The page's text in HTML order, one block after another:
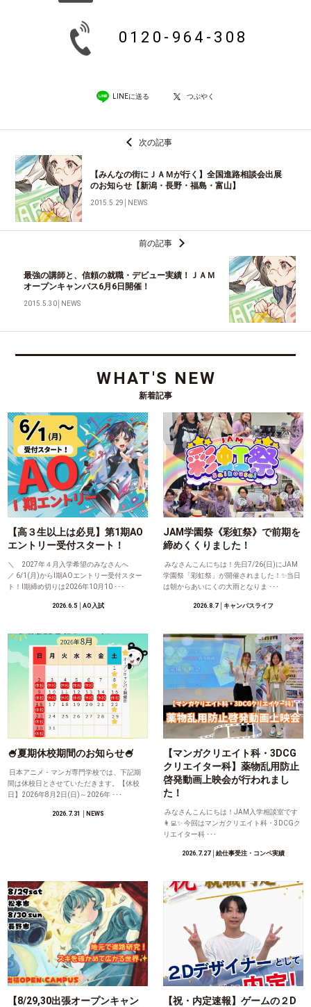
0120-964-308
LINEに送る つぶやく
次の記事
【みんなの街にＪＡＭが行く】全国進路相談会出展
のお知らせ【新潟・長野・福島・富山】
2015.5.29 NEWS
前の記事
最強の講師と、信頼の就職・デビュー実績！ＪＡＭ
オープンキャンパス6月6日開催！
2015.5.30 NEWS
WHAT'S NEW
新着記事
【高３生以上は必見】第1期AO
エントリー受付スタート！
＼ 2027年４月入学希望のみなさんへ
／ 6/1(月)からⅠ期AOエントリー受付スター
ト！Ⅰ期締め切りは2026年10月10 ･･･
2026.6.5│AO入試
JAM学園祭《彩虹祭》で前期を
締めくくりました！
みなさんこんにちは！先日7/26(日)にJAM
学園祭「彩虹祭」が開催されました！✨当日
は朝からあいにくの大雨となりま ･･･
2026.8.7│キャンパスライフ
🍧夏期休校期間のお知らせ🍧
日本アニメ・マンガ専門学校では、下記期
間は休校日とさせていただきます。【休校
日】2026年8月2日(日)～2026年 ･･･
2026.7.31 │NEWS
【マンガクリエイト科・3DCG
クリエイター科】薬物乱用防止
啓発動画上映会が行われまし
た！
みなさんこんにちは！JAM入学相談室です
👩‍💻✨ 今回はマンガクリエイト科・3DCGク
リエイター科 ･･･
2026.7.27│絵仕事受注・コンペ実績
【8/29,30出張オープンキャン
【祝・内定速報】ゲームの２D